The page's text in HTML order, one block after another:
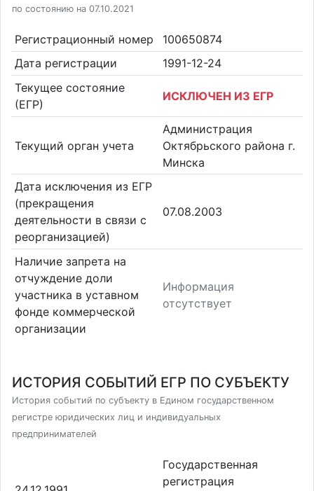
по состоянию на 07.10.2021
Регистрационный номер
100650874
Дата регистрации
1991-12-24
Текущее состояние
(ЕГР)
ИСКЛЮЧЕН ИЗ ЕГР
Текущий орган учета
Администрация
Октябрьского района г.
Минска
Дата исключения из ЕГР
(прекращения
деятельности в связи с
реорганизацией)
07.08.2003
Наличие запрета на
отчуждение доли
участника в уставном
фонде коммерческой
организации
Информация
отсутствует
ИСТОРИЯ СОБЫТИЙ ЕГР ПО СУБЪЕКТУ
История событий по субъекту в Едином государственном
регистре юридических лиц и индивидуальных
предпринимателей
Государственная
регистрация